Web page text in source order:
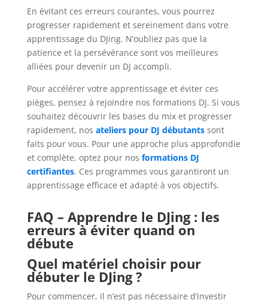
En évitant ces erreurs courantes, vous pourrez
progresser rapidement et sereinement dans votre
apprentissage du DJing. N’oubliez pas que la
patience et la persévérance sont vos meilleures
alliées pour devenir un DJ accompli.
Pour accélérer votre apprentissage et éviter ces
pièges, pensez à rejoindre nos formations DJ. Si vous
souhaitez découvrir les bases du mix et progresser
rapidement, nos ateliers pour DJ débutantssont
faits pour vous. Pour une approche plus approfondie
et complète, optez pour nos formations DJ
certifiantes. Ces programmes vous garantiront un
apprentissage efficace et adapté à vos objectifs.
FAQ – Apprendre le DJing : les
erreurs à éviter quand on
débute
Quel matériel choisir pour
débuter le DJing ?
Pour commencer, il n’est pas nécessaire d’investir